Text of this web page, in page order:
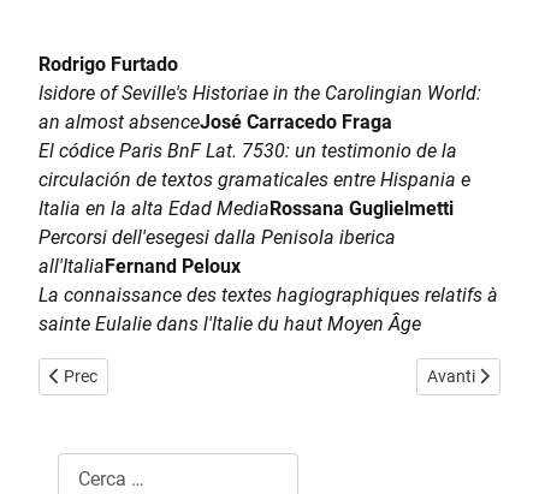
Rodrigo Furtado
Isidore of Seville's Historiae in the Carolingian World:
an almost absenceJosé Carracedo Fraga
El códice Paris BnF Lat. 7530: un testimonio de la
circulación de textos gramaticales entre Hispania e
Italia en la alta Edad MediaRossana Guglielmetti
Percorsi dell'esegesi dalla Penisola iberica
all'ItaliaFernand Peloux
La connaissance des textes hagiographiques relatifs à
sainte Eulalie dans l'Italie du haut Moyen Âge
Articolo precedente: Il racconto del cambiamento. Testi nella
Prec Articolo
Avanti